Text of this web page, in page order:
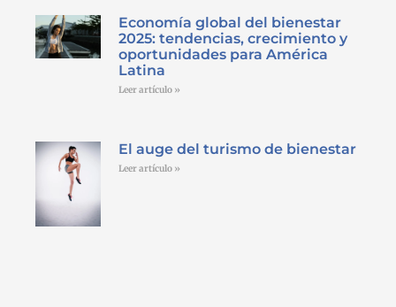
Economía global del bienestar
2025: tendencias, crecimiento y
oportunidades para América
Latina
Leer artículo »
El auge del turismo de bienestar
Leer artículo »